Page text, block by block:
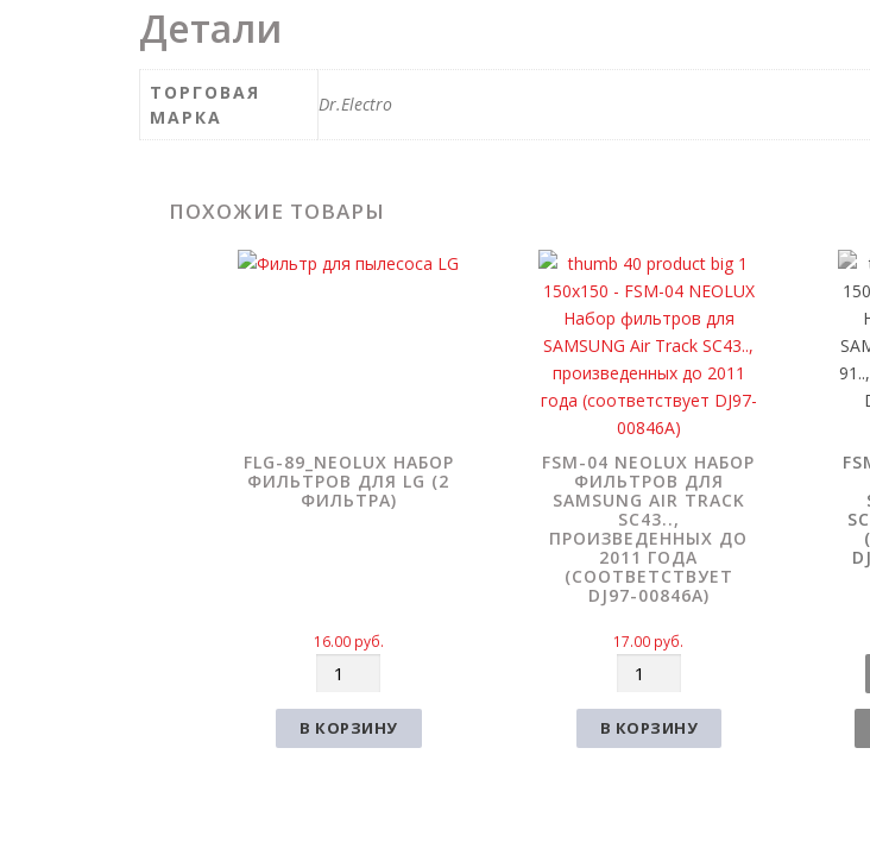
Детали
ТОРГОВАЯ
МАРКА
Dr.Electro
ПОХОЖИЕ ТОВАРЫ
FLG-89_NEOLUX НАБОР
ФИЛЬТРОВ ДЛЯ LG (2
ФИЛЬТРА)
16.00 руб.
л
и
В КОРЗИНУ
FSM-04 NEOLUX НАБОР
ФИЛЬТРОВ ДЛЯ
SAMSUNG AIR TRACK
SC43..,
ПРОИЗВЕДЕННЫХ ДО
2011 ГОДА
(СООТВЕТСТВУЕТ
DJ97-00846A)
17.00 руб.
л
и
В КОРЗИНУ